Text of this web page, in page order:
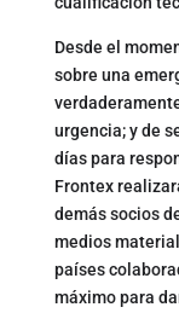
Desde el
sobre una
urgencia; y de
días para
Frontex
demás socios
medios
países
máximo para